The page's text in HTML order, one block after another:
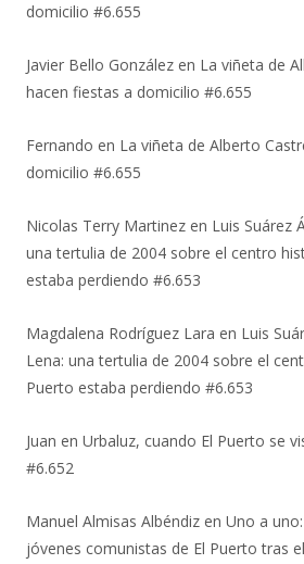
domicilio #6.655
Javier Bello González en La viñeta de
hacen fiestas a domicilio #6.655
Fernando en La viñeta de Alberto
domicilio #6.655
Nicolas Terry Martinez en Luis Suárez
una tertulia de 2004 sobre el centro
estaba perdiendo #6.653
Magdalena Rodríguez Lara en Luis
Lena: una tertulia de 2004 sobre el
Puerto estaba perdiendo #6.653
Juan en Urbaluz, cuando El Puerto se
#6.652
Manuel Almisas Albéndiz en Uno a
jóvenes comunistas de El Puerto tras